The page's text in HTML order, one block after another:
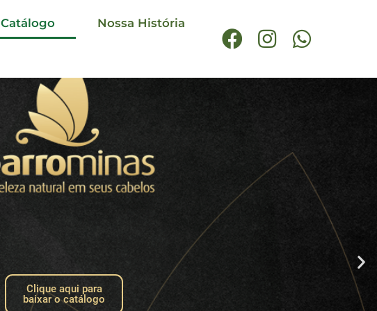
Catálogo Nossa História
Clique aqui para
baixar o catálogo